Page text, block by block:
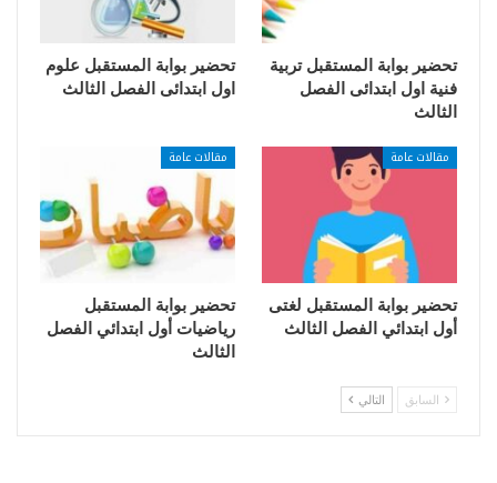
تحضير بوابة المستقبل تربية
فنية اول ابتدائى الفصل
الثالث
تحضير بوابة المستقبل علوم
اول ابتدائى الفصل الثالث
مقالات عامة
تحضير بوابة المستقبل لغتى
أول ابتدائي الفصل الثالث
مقالات عامة
تحضير بوابة المستقبل
رياضيات أول ابتدائي الفصل
الثالث
السابق التالي